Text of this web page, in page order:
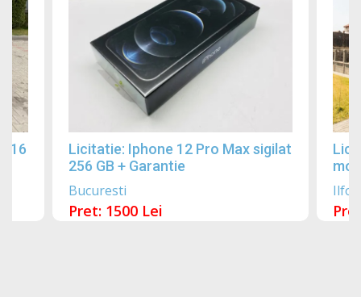
Licitatie: Iphone 12 Pro Max sigilat
256 GB + Garantie
Bucuresti
Pret: 1500 Lei
Ilfov